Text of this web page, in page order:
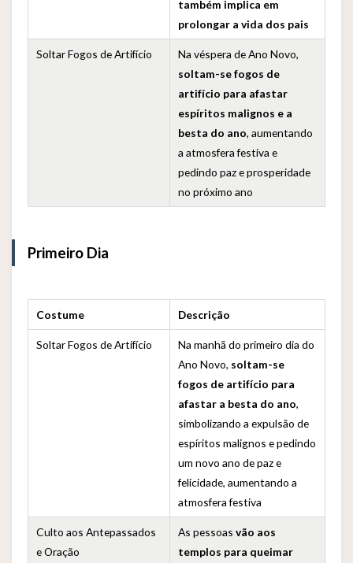
também implica em
prolongar a vida dos pais
Soltar Fogos de Artifício
Na véspera de Ano Novo,
soltam-se fogos de
artifício para afastar
espíritos malignos e a
besta do ano, aumentando
a atmosfera festiva e
pedindo paz e prosperidade
no próximo ano
Primeiro Dia
Costume Descrição
Soltar Fogos de Artifício
Na manhã do primeiro dia do
Ano Novo, soltam-se
fogos de artifício para
afastar a besta do ano,
simbolizando a expulsão de
espíritos malignos e pedindo
um novo ano de paz e
felicidade, aumentando a
atmosfera festiva
Culto aos Antepassados
e Oração
As pessoasvão aos
templos para queimar